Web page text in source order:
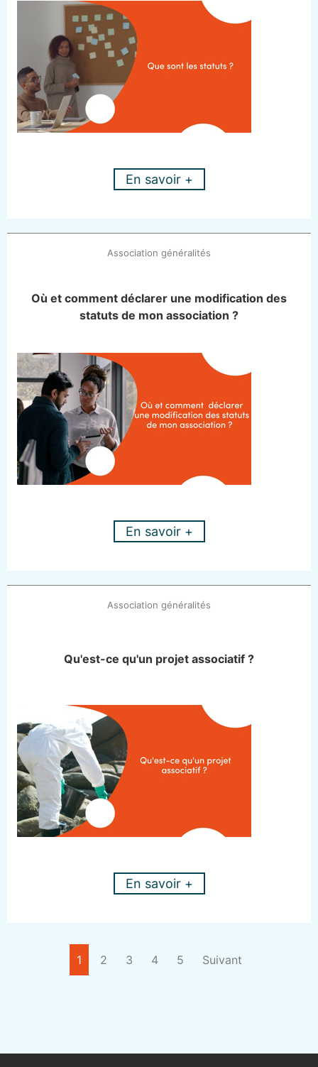
En savoir +
Association généralités
Où et comment déclarer une modification des
statuts de mon association ?
En savoir +
Association généralités
Qu'est-ce qu'un projet associatif ?
En savoir +
1 2 3 4 5 Suivant